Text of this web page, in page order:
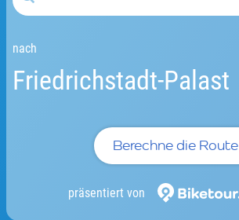
nach
Friedrichstadt-Palast
Berechne die Route
präsentiert von